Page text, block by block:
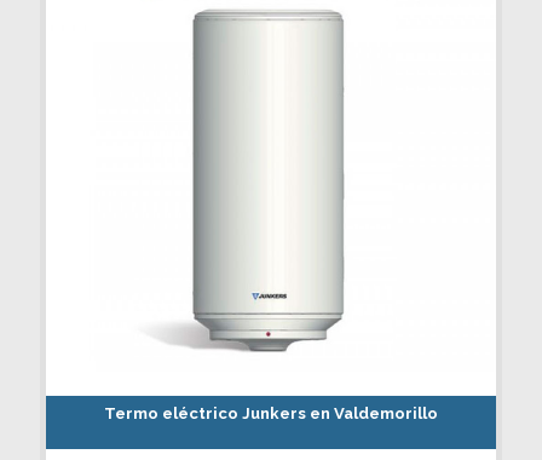
Termo eléctrico Junkers en Valdemorillo